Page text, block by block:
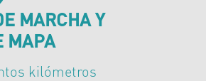
MARCHA Y
MAPA
kilómetros